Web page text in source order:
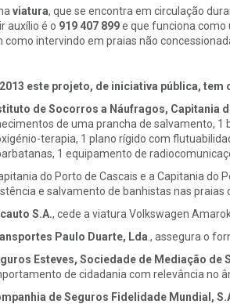
viatura, que se encontra em circulação
auxílio é o 919 407 899e que funciona como
como intervindo em praias não
este projeto, de iniciativa pública,
de Socorros a Náufragos, Capitania
de uma prancha de salvamento, 1
terapia, 1 plano rígido com
1 equipamento de
do Porto de Cascais e a Capitania do
e salvamento de banhistas nas praias
S.A., cede a viatura Volkswagen
Paulo Duarte, Lda ., assegura o
Esteves, Sociedade de Mediação de
de cidadania com relevância no
de Seguros Fidelidade Mundial,